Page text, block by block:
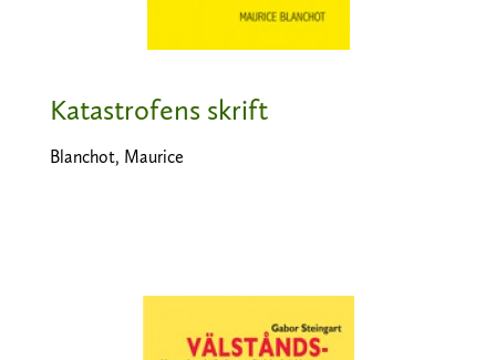
Katastrofens skrift
Blanchot, Maurice